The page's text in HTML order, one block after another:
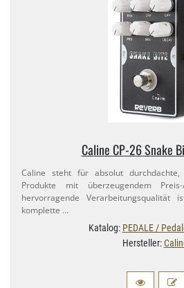
Caline CP-​26 Snake
Caline steht für absolut
Produkte mit überzeugendem Preis-​
hervorragende Verarbeitungsqualität
komplette …
Katalog: PEDALE /
Hersteller: